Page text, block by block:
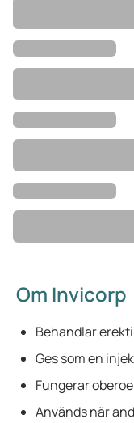
Om Invicorp
Behandlar
Ges som en
Fungerar
Används när